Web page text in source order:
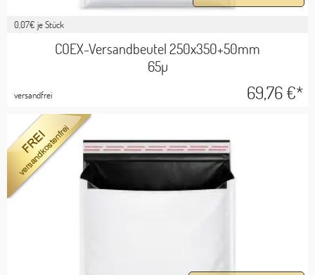
0,07€ je Stück
COEX-Versandbeutel 250x350+50mm
65µ
versandfrei 69,76€*